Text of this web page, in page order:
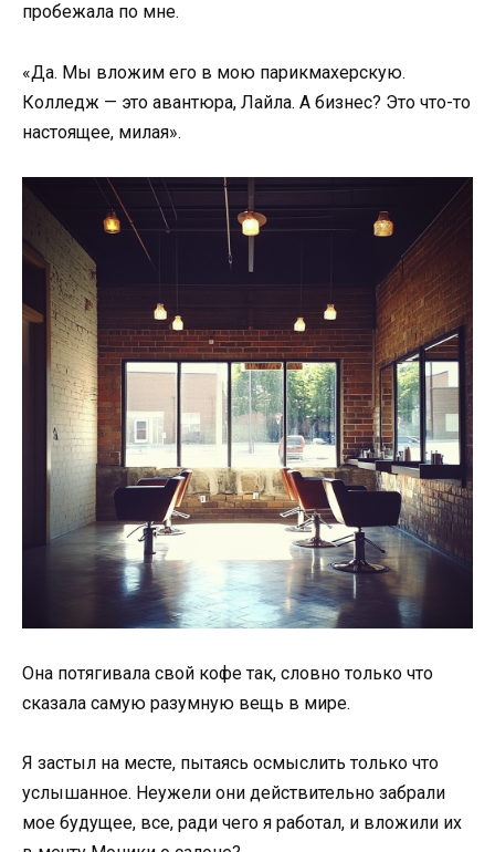
пробежала по мне.
«Да. Мы вложим его в мою парикмахерскую.
Колледж — это авантюра, Лайла. А бизнес? Это что-то
настоящее, милая».
Она потягивала свой кофе так, словно только что
сказала самую разумную вещь в мире.
Я застыл на месте, пытаясь осмыслить только что
услышанное. Неужели они действительно забрали
мое будущее, все, ради чего я работал, и вложили их